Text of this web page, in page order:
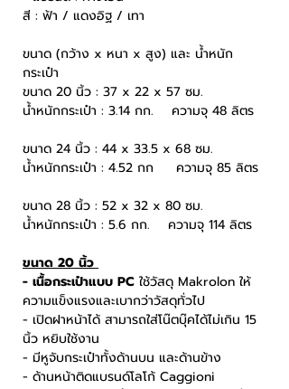
สี : ฟ้า / แดงอิฐ / เทา
ขนาด (กว้าง x หนา x สูง) และ น้ำหนัก
กระเป๋า
ขนาด 20 นิ้ว : 37 x 22 x 57 ซม.
น้ำหนักกระเป๋า : 3.14 กก. ความจุ 48 ลิตร
ขนาด 24 นิ้ว : 44 x 33.5 x 68 ซม.
น้ำหนักกระเป๋า : 4.52 กก ความจุ 85 ลิตร
ขนาด 28 นิ้ว : 52 x 32 x 80 ซม.
น้ำหนักกระเป๋า : 5.6 กก. ความจุ 114 ลิตร
ขนาด 20 นิ้ว
- เนื้อกระเป๋าแบบ PC ใช้วัสดุ Makrolon ให้
ความแข็งแรงและเบากว่าวัสดุทั่วไป
- เปิดฝาหน้าได้ สามารถใส่โน๊ตบุ๊คได้ไม่เกิน 15
นิ้ว หยิบใช้งาน
- มีหูจับกระเป๋าทั้งด้านบน และด้านข้าง
- ด้านหน้าติดแบรนด์โลโก้ Caggioni